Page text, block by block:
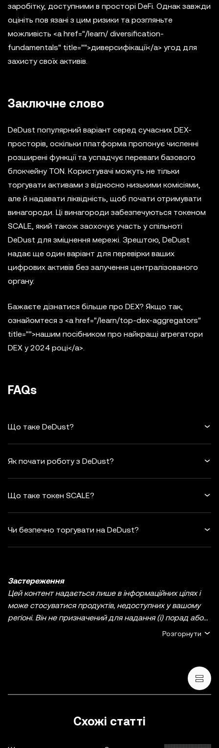
заробітку, доступними в просторі DeFi. Однак завжди
оцініть пов язані з цим ризики та розгляньте
можливість <a href="/learn/ diversification-
fundamentals" title="">диверсифікації</a> угод для
захисту своїх активів.
Заключне слово
DeDust популярний варіант серед сучасних DEX-
просторів, оскільки платформа пропонує численні
розширені функції та успадчує переваги базового
блокчейну TON. Користувачі можуть не тільки
торгувати активами з відносно низькими комісіями,
але й надавати ліквідність, щоб почати отримувати
винагороди. Ці винагороди забезпечуються токеном
SCALE, який також заохочує участь у спільноті
DeDust для зміцнення мережі. Зрештою, DeDust
надає ще один варіант для перевірки ваших
цифрових активів без залучення централізованого
органу.
Бажаєте дізнатися більше про DEX? Якщо так,
ознайомтеся з <a href="/learn/top-dex-aggregators"
title="">нашим посібником про найкращі агрегатори
DEX у 2024 році</a>.
FAQs
Що таке DeDust?
Як почати роботу з DeDust?
Що таке токен SCALE?
Чи безпечно торгувати на DeDust?
Застереження
Цей контент надається лише в інформаційних цілях і
може стосуватися продуктів, недоступних у вашому
регіоні. Він не призначений для надання (i) порад або
рекомендацій щодо інвестування; (ii) пропозицій або
консультацій. Криптовалютні/цифрові активи, включно
зі стейблкоїнами й NFT, пов’язані з високим ступенем
ретельно зважити, чи підходить вам торгівля
криптовалютними/цифровими активами або володіння
Розгорнути
Схожі статті